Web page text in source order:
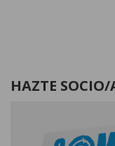
HAZTE SOCIO/